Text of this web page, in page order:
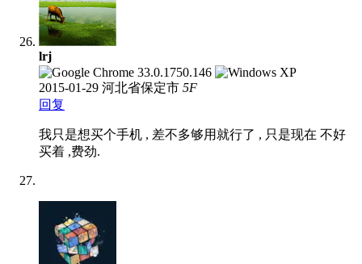
lrj
2015-01-29 河北省保定市 5F
回复
我只是想买个手机 , 差不多够用就行了 , 只是现在 不好
买着 ,费劲.